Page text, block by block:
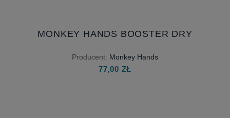
MONKEY HANDS BOOSTER DRY
Producent: Monkey Hands
77,00 ZŁ